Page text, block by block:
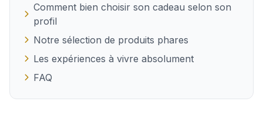
Comment bien choisir son cadeau selon son
profil
Notre sélection de produits phares
Les expériences à vivre absolument
FAQ